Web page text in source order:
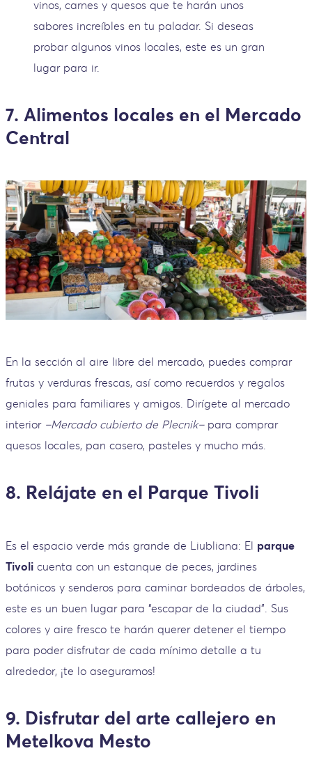
vinos, carnes y quesos que te harán unos
sabores increíbles en tu paladar. Si deseas
probar algunos vinos locales, este es un gran
lugar para ir.
7. Alimentos locales en el Mercado
Central
En la sección al aire libre del mercado, puedes comprar
frutas y verduras frescas, así como recuerdos y regalos
geniales para familiares y amigos. Dirígete al mercado
interior –Mercado cubierto de Plecnik–para comprar
quesos locales, pan casero, pasteles y mucho más.
8. Relájate en el Parque Tivoli
Es el espacio verde más grande de Liubliana: El parque
Tivoli cuenta con un estanque de peces, jardines
botánicos y senderos para caminar bordeados de árboles,
este es un buen lugar para “escapar de la ciudad”. Sus
colores y aire fresco te harán querer detener el tiempo
para poder disfrutar de cada mínimo detalle a tu
alrededor, ¡te lo aseguramos!
9. Disfrutar del arte callejero en
Metelkova Mesto